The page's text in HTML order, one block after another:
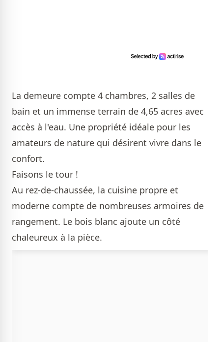
La demeure compte 4 chambres, 2 salles de
bain et un immense terrain de 4,65 acres avec
accès à l'eau. Une propriété idéale pour les
amateurs de nature qui désirent vivre dans le
confort.
Faisons le tour !
Au rez-de-chaussée, la cuisine propre et
moderne compte de nombreuses armoires de
rangement. Le bois blanc ajoute un côté
chaleureux à la pièce.